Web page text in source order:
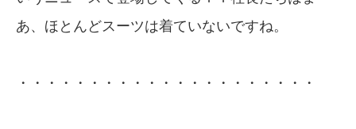
あ、ほとんどスーツは着ていないですね。
・・・・・・・・・・・・・・・・・・・・・